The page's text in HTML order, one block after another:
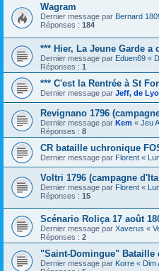
Wagram
Dernier message par Bernard
Réponses : 184
*** Hier, La Jeune Garde a
Dernier message par Eduen69 «
Réponses : 1
*** C'est la Rentrée à St
Dernier message par Jeff, de
Revignano 1796
Dernier message par Kem « Jeu
Réponses : 8
CR bataille uchronique
Dernier message par Florent «
Voltri 1796 (campagne
Dernier message par Florent «
Réponses : 15
Scénario Roliça 17 août
Dernier message par Xaverus «
Réponses : 2
"Saint-Domingue" Bataille
Dernier message par Korre « Dim